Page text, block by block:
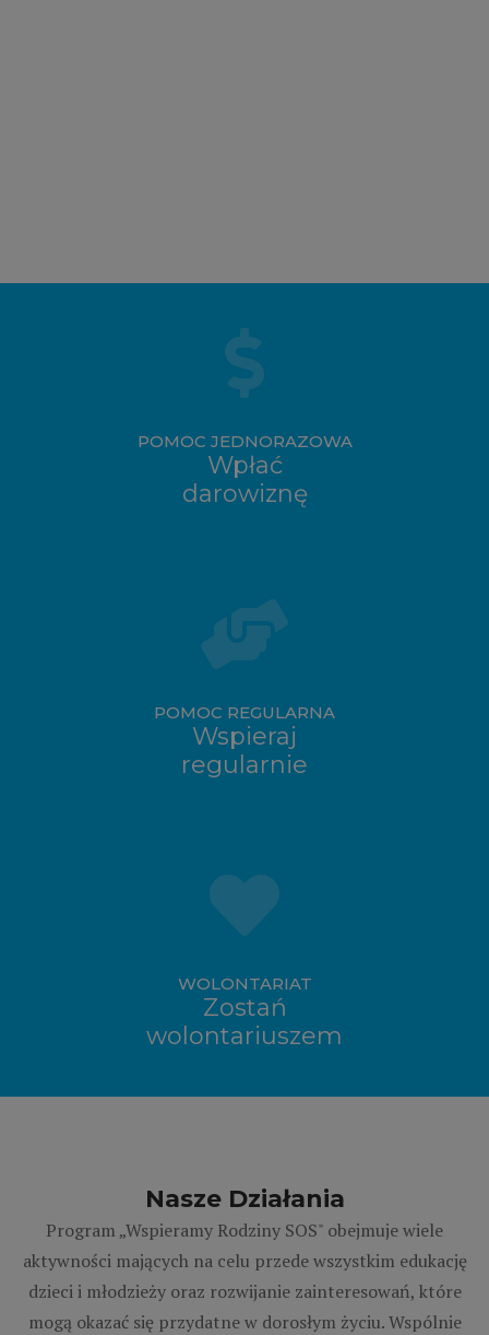
POMOC JEDNORAZOWA
Wpłać
darowiznę
POMOC REGULARNA
Wspieraj
regularnie
WOLONTARIAT
Zostań
wolontariuszem
Nasze Działania
Program „Wspieramy Rodziny SOS" obejmuje wiele
aktywności mających na celu przede wszystkim edukację
dzieci i młodzieży oraz rozwijanie zainteresowań, które
mogą okazać się przydatne w dorosłym życiu. Wspólnie